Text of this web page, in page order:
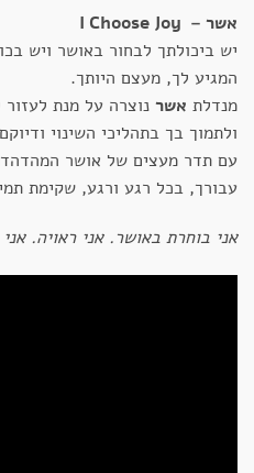
אשר – I Choose Joy
יש ביכולתך לבחור באושר ויש
המגיע לך, מעצם היותך.
מנדלת אשר נוצרה על מנת
ולתמוך בך בתהליכי השינוי
עם תדר מעצים של אושר
עבורך, בכל רגע ורגע, שקימת
אני בוחרת באושר. אני ראויה.